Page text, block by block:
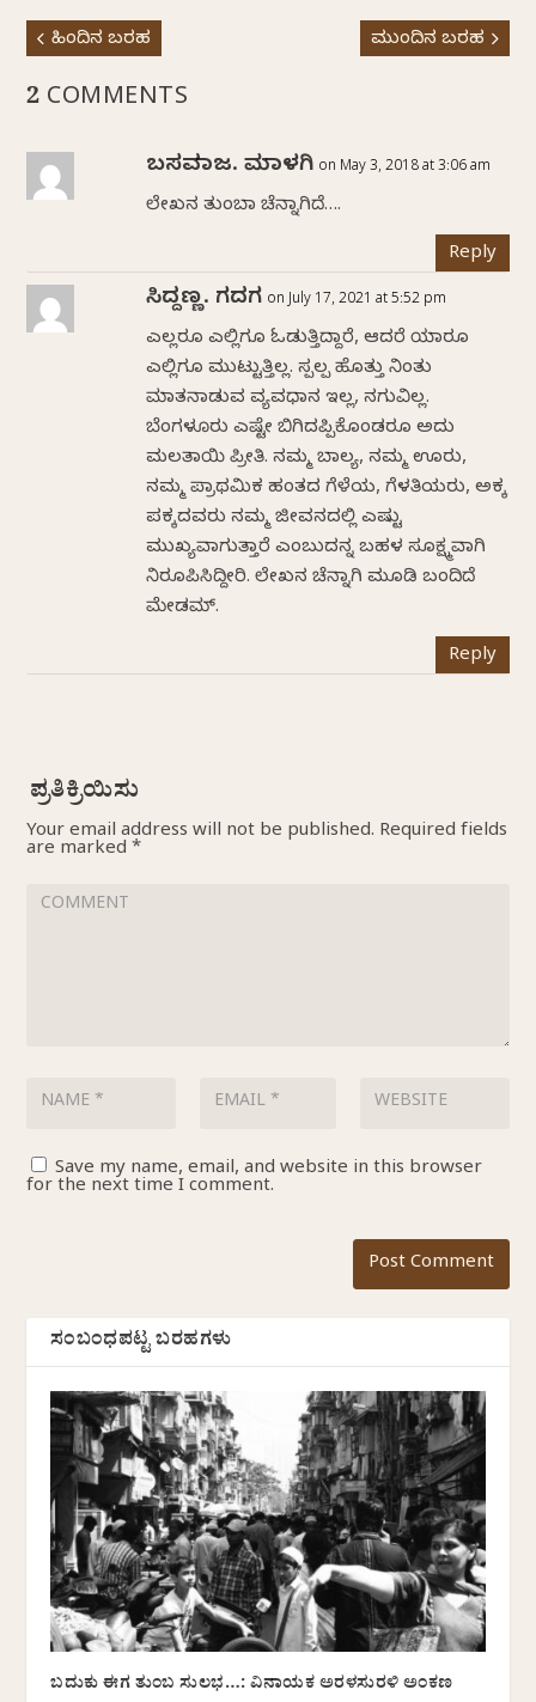
ಹಿಂದಿನ ಬರಹ ಮುಂದಿನ ಬರಹ
2 COMMENTS
ಬಸವರಾಜ. ಮಾಳಗಿ on May 3, 2018 at 3:06 am
ಲೇಖನ ತುಂಬಾ ಚೆನ್ನಾಗಿದೆ….
Reply
ಸಿದ್ದಣ್ಣ. ಗದಗ on July 17, 2021 at 5:52 pm
ಎಲ್ಲರೂ ಎಲ್ಲಿಗೂ ಓಡುತ್ತಿದ್ದಾರೆ, ಆದರೆ ಯಾರೂ
ಎಲ್ಲಿಗೂ ಮುಟ್ಟುತ್ತಿಲ್ಲ. ಸ್ಪಲ್ಪ ಹೊತ್ತು ನಿಂತು
ಮಾತನಾಡುವ ವ್ಯವಧಾನ ಇಲ್ಲ, ನಗುವಿಲ್ಲ.
ಬೆಂಗಳೂರು ಎಷ್ಟೇ ಬಿಗಿದಪ್ಪಿಕೊಂಡರೂ ಅದು
ಮಲತಾಯಿ ಪ್ರೀತಿ. ನಮ್ಮ ಬಾಲ್ಯ, ನಮ್ಮ ಊರು,
ನಮ್ಮ ಪ್ರಾಥಮಿಕ ಹಂತದ ಗೆಳೆಯ, ಗೆಳತಿಯರು, ಅಕ್ಕ
ಪಕ್ಕದವರು ನಮ್ಮ ಜೀವನದಲ್ಲಿ ಎಷ್ಟು
ಮುಖ್ಯವಾಗುತ್ತಾರೆ ಎಂಬುದನ್ನ ಬಹಳ ಸೂಕ್ಷ್ಮವಾಗಿ
ನಿರೂಪಿಸಿದ್ದೀರಿ. ಲೇಖನ ಚೆನ್ನಾಗಿ ಮೂಡಿ ಬಂದಿದೆ
ಮೇಡಮ್.
Reply
Your email address will not be published. Required fields
are marked *
Save my name, email, and website in this browser
for the next time I comment.
ಸಂಬಂಧಪಟ್ಟ ಬರಹಗಳು
ಬದುಕು ಈಗ ತುಂಬ ಸುಲಭ…: ವಿನಾಯಕ ಅರಳಸುರಳಿ ಅಂಕಣ